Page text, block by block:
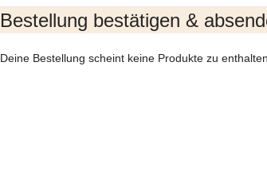
Bestellung bestätigen &
Deine Bestellung scheint keine Produkte zu